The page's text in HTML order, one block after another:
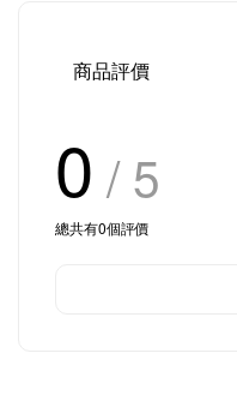
商品評價
0 / 5
總共有0個評價